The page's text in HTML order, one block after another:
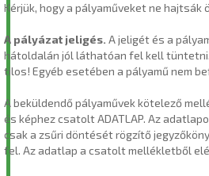
Kérjük, hogy a pályaműveket ne hajtsák
A pályázat jeligés. A jeligét és a
hátoldalán jól láthatóan fel kell
tilos! Egyéb esetében a pályamű nem
A beküldendő pályaművek kötelező
és képhez csatolt ADATLAP. Az
csak a zsűri döntését rögzítő
fel. Az adatlap a csatolt mellékletből